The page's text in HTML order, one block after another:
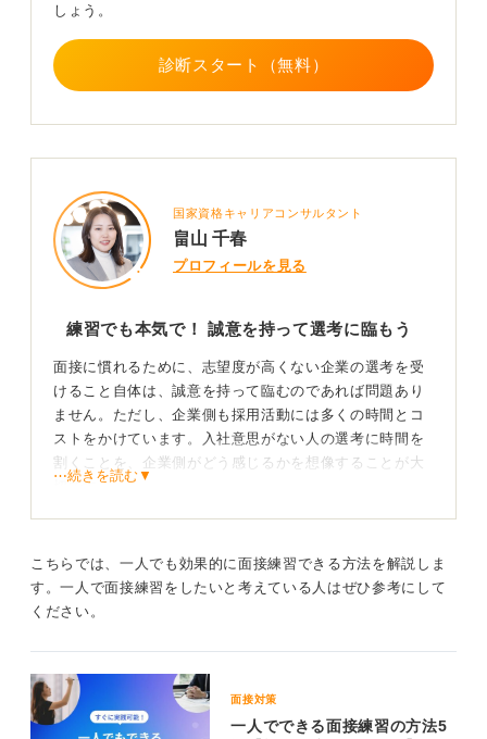
り組むようにしましょう。
しょう。
診断スタート（無料）
国家資格キャリアコンサルタント
畠山 千春
プロフィールを見る
練習でも本気で！ 誠意を持って選考に臨もう
面接に慣れるために、志望度が高くない企業の選考を受
けること自体は、誠意を持って臨むのであれば問題あり
ません。ただし、企業側も採用活動には多くの時間とコ
ストをかけています。入社意思がない人の選考に時間を
割くことを、企業側がどう感じるかを想像することが大
切です。
練習として受ける側であっても、最低限のマナーは守り
思わぬ出会いが君を待つ！ 選択肢を広げよう
面白いことに、練習のつもりで受けた企業が、話を聞い
てみたら「実はすごく良い会社だった」と感じ、そのま
ま入社を決めた、というケースも少なくありません。練
習企業だからといって手を抜くのではなく、本番のつも
⋯続きを読む▼
こちらでは、一人でも効果的に面接練習できる方法を解説しま
す。一人で面接練習をしたいと考えている人はぜひ参考にして
ください。
面接対策
一人でできる面接練習の方法5